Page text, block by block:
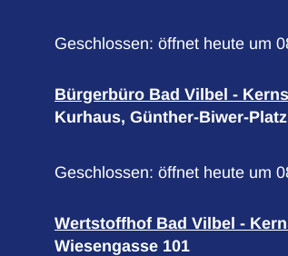
Klicken, um weitere Öffnungs-
Geschlossen: öffnet heute um
Bürgerbüro Bad Vilbel -
Kurhaus, Günther-Biwer-
Klicken, um weitere Öffnungs-
Geschlossen: öffnet heute um
Wertstoffhof Bad Vilbel -
Wiesengasse 101